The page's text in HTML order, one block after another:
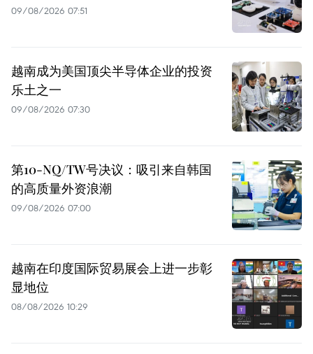
09/08/2026 07:51
越南成为美国顶尖半导体企业的投资
乐土之一
09/08/2026 07:30
第10-NQ/TW号决议：吸引来自韩国
的高质量外资浪潮
09/08/2026 07:00
越南在印度国际贸易展会上进一步彰
显地位
08/08/2026 10:29